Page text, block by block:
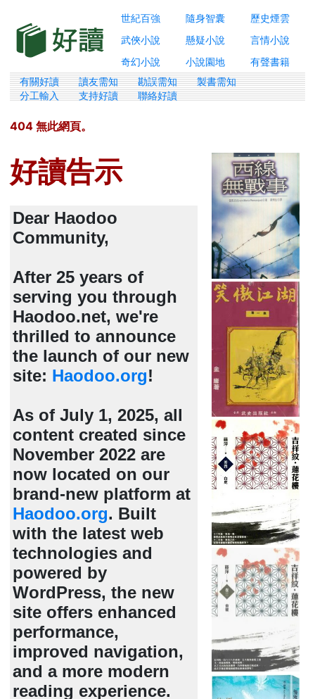
世紀百強 隨身智囊
歷史煙雲
武俠小說
懸疑小說
言情小說
奇幻小說
小說園地 有聲書籍
有關好讀 讀友需知 勘誤需知
製書需知
分工輸入
支持好讀 聯絡好讀
404 無此網頁。
好讀告示
Dear Haodoo
Community,
After 25 years of
serving you through
Haodoo.net, we're
thrilled to announce
the launch of our new
site: Haodoo.org!
As of July 1, 2025, all
content created since
November 2022 are
now located on our
brand-new platform at
Haodoo.org. Built
with the latest web
technologies and
powered by
WordPress, the new
site offers enhanced
performance,
improved navigation,
and a more modern
reading experience.